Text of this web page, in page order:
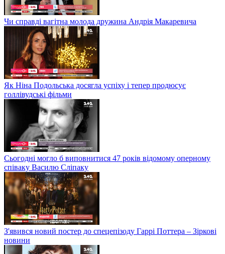
Чи справді вагітна молода дружина Андрія Макаревича
Як Ніна Подольська досягла успіху і тепер продюсує
голлівудські фільми
Сьогодні могло б виповнитися 47 років відомому оперному
співаку Василю Сліпаку
З'явився новий постер до спецепізоду Гаррі Поттера – Зіркові
новини